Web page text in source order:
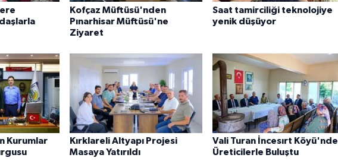
Kofçaz Müftüsü'nden
Pınarhisar Müftüsü'ne
Ziyaret
Saat tamirciliği teknolojiye
yenik düşüyor
Kurumlar
Kırklareli Altyapı Projesi
Masaya Yatırıldı
Vali Turan İncesırt Köyü'nde
Üreticilerle Buluştu